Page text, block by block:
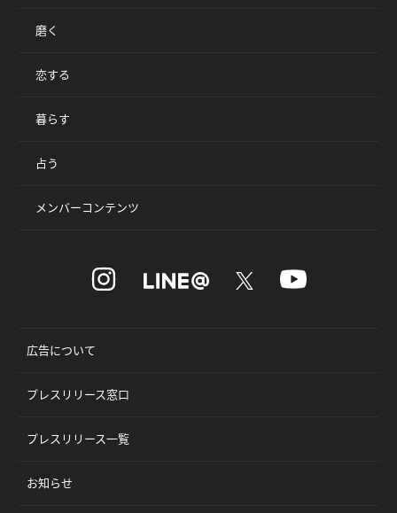
磨く
恋する
暮らす
占う
メンバーコンテンツ
広告について
プレスリリース窓口
プレスリリース一覧
お知らせ